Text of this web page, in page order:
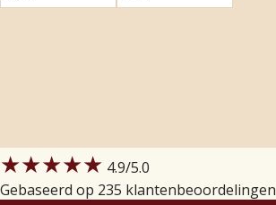
★★★★★ 4.9/5.0
Gebaseerd op 235 klantenbeoordelingen